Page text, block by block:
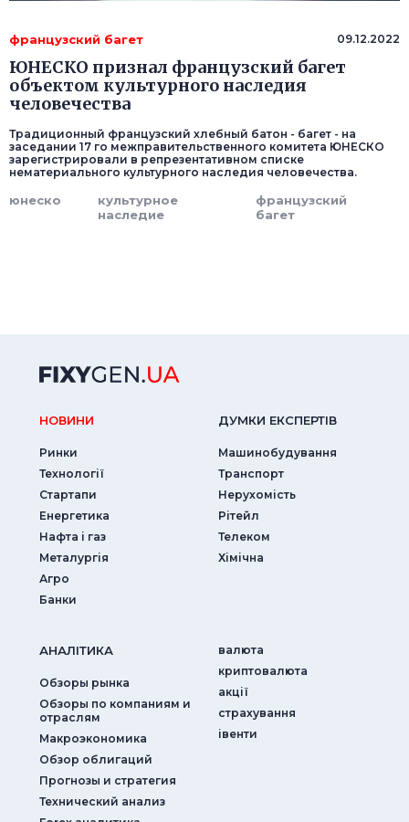
французский багет 09.12.2022
ЮНЕСКО признал французский багет
объектом культурного наследия
человечества
Традиционный французский хлебный батон - багет - на
заседании 17 го межправительственного комитета ЮНЕСКО
зарегистрировали в репрезентативном списке
нематериального культурного наследия человечества.
юнеско
культурное
наследие
французский
багет
НОВИНИ
Ринки
Технології
Стартапи
Енергетика
Нафта і газ
Металургія
Агро
Банки
ДУМКИ ЕКСПЕРТIВ
Машинобудування
Транспорт
Нерухомість
Рітейл
Телеком
Хімічна
АНАЛIТИКА
Обзоры рынка
Обзоры по компаниям и
отраслям
Макроэкономика
Обзор облигаций
Прогнозы и стратегия
Технический анализ
валюта
криптовалюта
акції
страхування
iвенти